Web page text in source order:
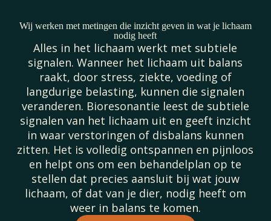
Wij werken met metingen die inzicht geven in wat je lichaam
nodig heeft
Alles in het lichaam werkt met subtiele
signalen. Wanneer het lichaam uit balans
raakt, door stress, ziekte, voeding of
langdurige belasting, kunnen die signalen
veranderen. Bioresonantie leest de subtiele
signalen van het lichaam uit en geeft inzicht
in waar verstoringen of disbalans kunnen
zitten. Het is volledig ontspannen en pijnloos
en helpt ons om een behandelplan op te
stellen dat precies aansluit bij wat jouw
lichaam, of dat van je dier, nodig heeft om
weer in balans te komen.